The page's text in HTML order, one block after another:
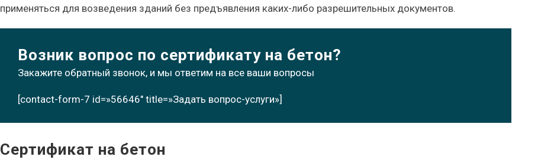
применяться для возведения зданий без предъявления каких-либо разрешительных документов.
Возник вопрос по сертификату на бетон?
Закажите обратный звонок, и мы ответим на все ваши вопросы
[contact-form-7 id=»56646″ title=»Задать вопрос-услуги»]
Сертификат на бетон